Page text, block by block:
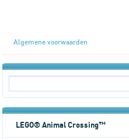
Algemene voorwaarden
LEGO® Animal Crossing™